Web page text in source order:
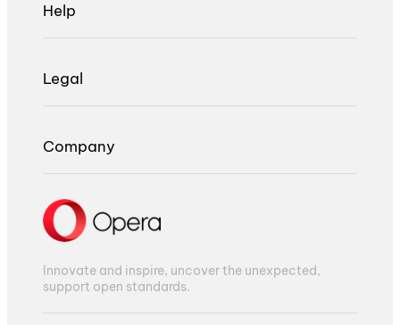
Help
Legal
Company
Innovate and inspire, uncover the unexpected,
support open standards.